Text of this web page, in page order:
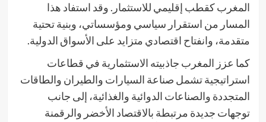
المغرب كقطب إقليمي للاستثمار. وقد استفاد هذا
المسار من استقرار سياسي ومؤسساتي، وبنية تحتية
متقدمة، وانفتاح اقتصادي متزايد على الأسواق الدولية.
كما عزز المغرب جاذبيته الاستثمارية في قطاعات
استراتيجية تشمل صناعة السيارات والطيران والطاقات
المتجددة والصناعات الدوائية والغذائية، إلى جانب
توجهات جديدة مرتبطة بالاقتصاد الأخضر والرقمنة